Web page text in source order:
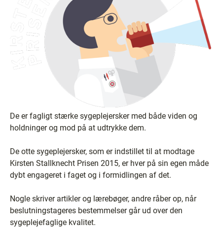
De er fagligt stærke sygeplejersker med både viden og
holdninger og mod på at udtrykke dem.
De otte sygeplejersker, som er indstillet til at modtage
Kirsten Stallknecht Prisen 2015, er hver på sin egen måde
dybt engageret i faget og i formidlingen af det.
Nogle skriver artikler og lærebøger, andre råber op, når
beslutningstageres bestemmelser går ud over den
sygeplejefaglige kvalitet.